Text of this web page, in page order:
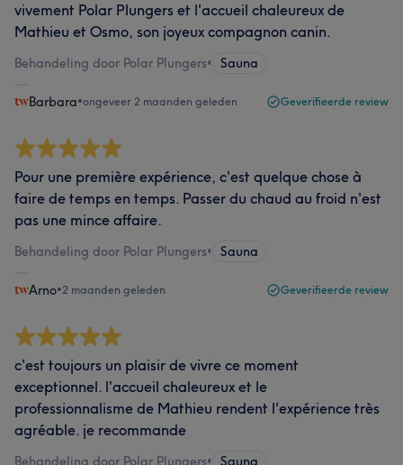
vivement Polar Plungers et l'accueil chaleureux de
Mathieu et Osmo, son joyeux compagnon canin.
Behandeling door Polar Plungers• Sauna
Barbara•ongeveer 2 maanden geleden Geverifieerde review
Pour une première expérience, c'est quelque chose à
faire de temps en temps. Passer du chaud au froid n'est
pas une mince affaire.
Behandeling door Polar Plungers• Sauna
Arno•2 maanden geleden Geverifieerde review
c'est toujours un plaisir de vivre ce moment
exceptionnel. l'accueil chaleureux et le
professionnalisme de Mathieu rendent l'expérience très
agréable. je recommande
Behandeling door Polar Plungers• Sauna